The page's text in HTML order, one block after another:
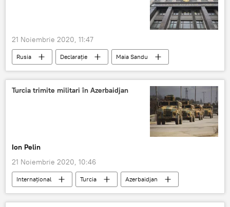
21 Noiembrie 2020, 11:47
Rusia Declarație
Maia Sandu
Transnistria
Turcia trimite militari în Azerbaidjan
Ion Pelin
21 Noiembrie 2020, 10:46
Internaţional Turcia Azerbaidjan